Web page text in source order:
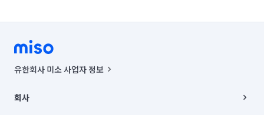
유한회사 미소 사업자 정보
00019 |
회사